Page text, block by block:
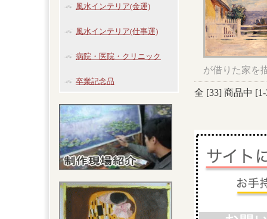
風水インテリア(金運)
風水インテリア(仕事運)
病院・医院・クリニック
卒業記念品
が借りた家を
全 [33] 商品中 [1-